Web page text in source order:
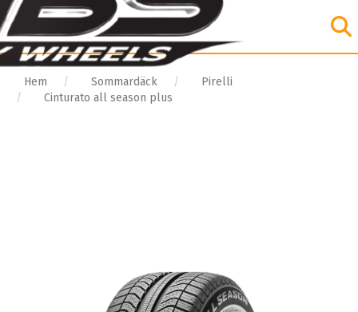
Hem Sommardäck
Pirelli
Cinturato all season plus